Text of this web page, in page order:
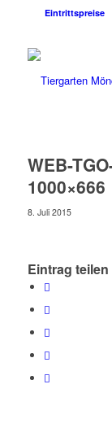
Eintrittspreise
WEB-
1000×666
8. Juli 2015
Eintrag teilen